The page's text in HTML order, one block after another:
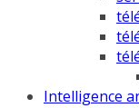
Intelligence